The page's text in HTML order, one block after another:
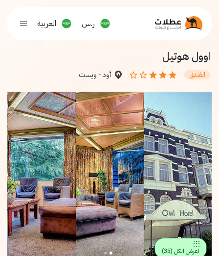
ر.س العربية
اوول هوتيل
الفندق أود - ويست
اعرض الكل (
35
)